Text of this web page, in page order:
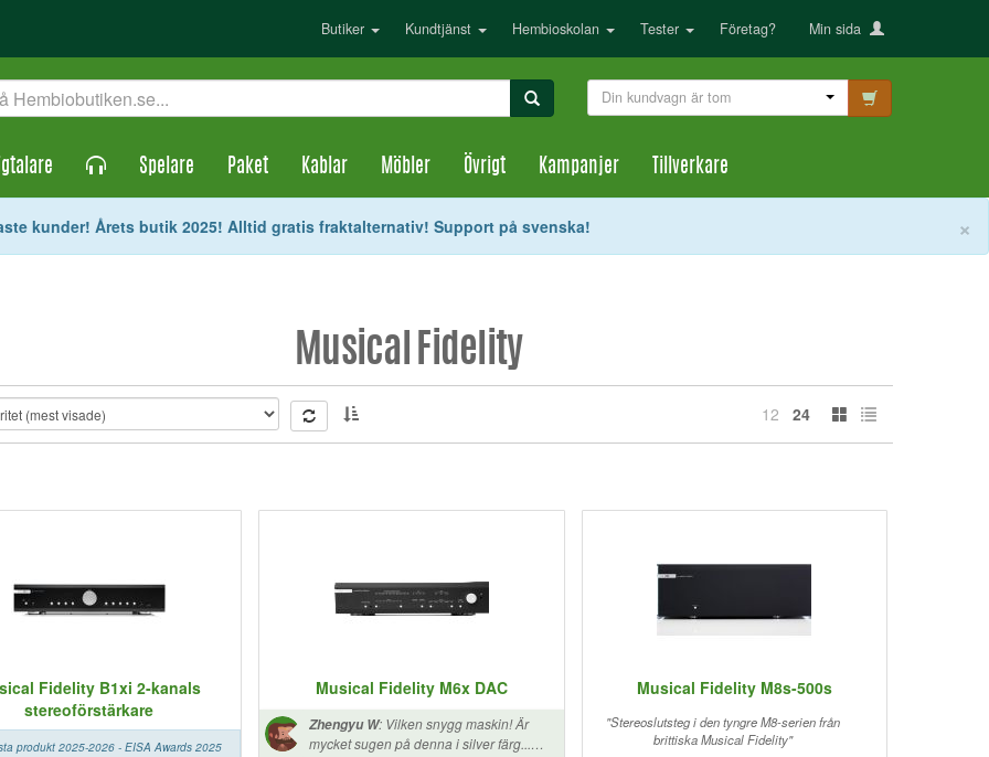
Butiker Kundtjänst Hembioskolan Tester Företag? Min sida
Din kundvagn är tom
Spelare Paket Kablar Möbler Övrigt Kampanjer Tillverkare
×
kunder! Årets butik 2025! Alltid gratis fraktalternativ! Support på svenska!
Musical Fidelity
12 24
Fidelity B1xi 2-kanals
stereoförstärkare
produkt 2025-2026 - EISA Awards 2025
Musical Fidelity M6x DAC
Zhengyu W: Vilken snygg maskin! Är
mycket sugen på denna i silver färg...
Musical Fidelity M8s-500s
"Stereoslutsteg i den tyngre M8-serien från
brittiska Musical Fidelity"